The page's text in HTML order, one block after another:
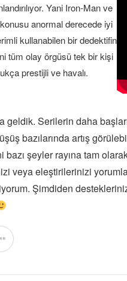
Yani Iron-Man ve
anormal derecede iyi
kullanabilen bir dedektifin
tüm olay örgüsü tek bir kişi
prestijli ve havalı.
geldik. Serilerin daha
bazılarında artış
şeyler rayına tam
veya eleştirilerinizi
Şimdiden